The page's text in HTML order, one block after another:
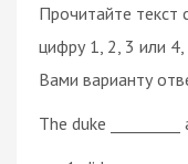
Прочитайте текст
цифру 1, 2, 3 или
Вами варианту
The duke